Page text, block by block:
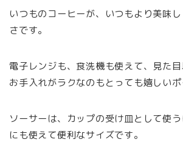
いつものコーヒーが、いつもより美味
さです。
電子レンジも、食洗機も使えて、見た目
お手入れがラクなのもとっても嬉しいポ
ソーサーは、カップの受け皿として使
にも使えて便利なサイズです。